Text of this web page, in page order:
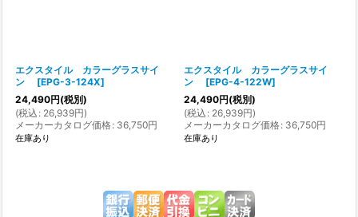
エクスタイル カラーグラスサイ
ン
[EPG-3-124X]
24,490円(税別)
(税込 : 26,939円)
メーカーカタログ価格: 36,750円
在庫あり
エクスタイル カラーグラスサイ
ン
[EPG-4-122W]
24,490円(税別)
(税込 : 26,939円)
メーカーカタログ価格: 36,750円
在庫あり